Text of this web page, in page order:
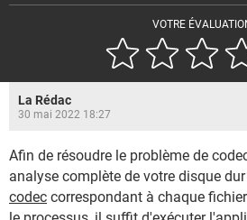
VOTRE
La Rédac
30 mai 2022 18:27
Afin de résoudre le problème de
analyse complète de votre disque
codec correspondant à chaque